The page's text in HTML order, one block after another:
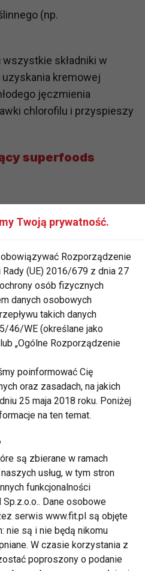
(np.
wszystkie składniki w
kremowej
jęczmienia
chlorofilu i przyspieszy
superfoods
składniki wrzuć do
i miksuj do
Ten koktajl pełen
potężną dawkę
z arbuzem
i
Twoją prywatność.
Rozporządzenie
(UE) 2016/679 z dnia 27
osób fizycznych
danych osobowych
takich danych
46/WE (określane jako
lub „Ogólne Rozporządzenie
poinformować Cię
oraz zasadach, na jakich
25 maja 2018 roku. Poniżej
na ten temat.
są zbierane w ramach
usług, w tym stron
funkcjonalności
Dane osobowe
serwis www.fit.pl są objęte
nie są i nie będą nikomu
W czasie korzystania z
poproszony o podanie